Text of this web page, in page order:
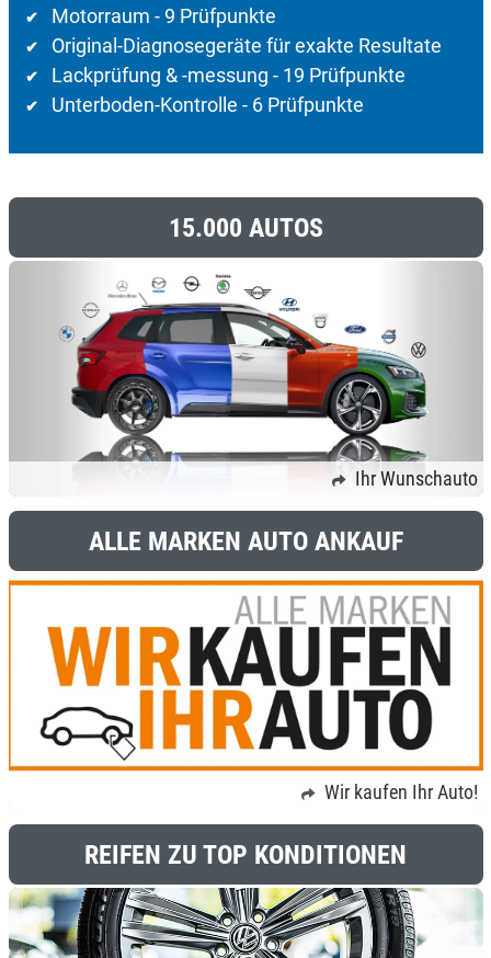
✔ Motorraum - 9 Prüfpunkte
✔ Original-Diagnosegeräte für exakte Resultate
✔ Lackprüfung & -messung - 19 Prüfpunkte
✔ Unterboden-Kontrolle - 6 Prüfpunkte
15.000 AUTOS
Ihr Wunschauto
ALLE MARKEN AUTO ANKAUF
Wir kaufen Ihr Auto!
REIFEN ZU TOP KONDITIONEN